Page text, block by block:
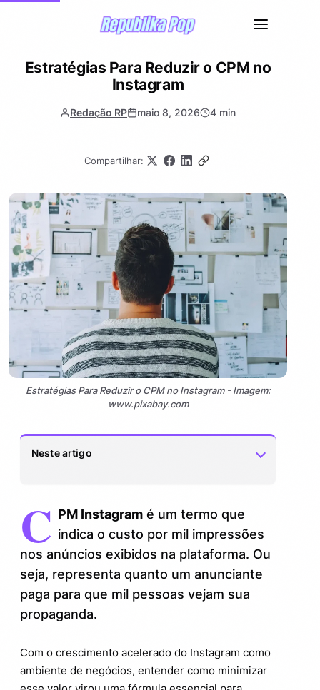
Estratégias Para Reduzir o CPM no
Instagram
Redação RP maio 8, 2026 4 min
Compartilhar:
Estratégias Para Reduzir o CPM no Instagram - Imagem:
www.pixabay.com
Neste artigo
Por que o CPM Instagram pode subir e
impactar seu orçamento?
2.
Dicas práticas para reduzir o CPM
Instagram rapidamente
4.
Curiosidades que vão te surpreender
C PM Instagramé um termo que
indica o custo por mil impressões
nos anúncios exibidos na plataforma. Ou
seja, representa quanto um anunciante
paga para que mil pessoas vejam sua
propaganda.
Com o crescimento acelerado do Instagram como
ambiente de negócios, entender como minimizar